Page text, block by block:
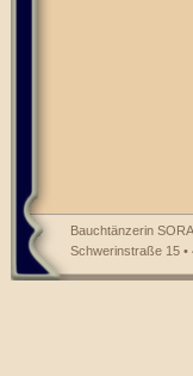
Bauchtänzerin
Schwerinstraße 15 •